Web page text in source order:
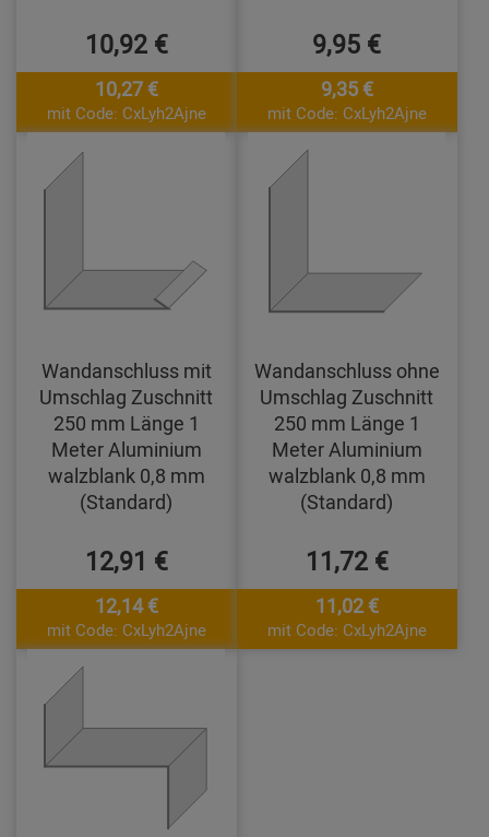
10,92 €
10,27 €
mit Code: CxLyh2Ajne
9,95 €
9,35 €
mit Code: CxLyh2Ajne
Wandanschluss mit
Umschlag Zuschnitt
250 mm Länge 1
Meter Aluminium
walzblank 0,8 mm
(Standard)
12,91 €
12,14 €
mit Code: CxLyh2Ajne
Wandanschluss ohne
Umschlag Zuschnitt
250 mm Länge 1
Meter Aluminium
walzblank 0,8 mm
(Standard)
11,72 €
11,02 €
mit Code: CxLyh2Ajne